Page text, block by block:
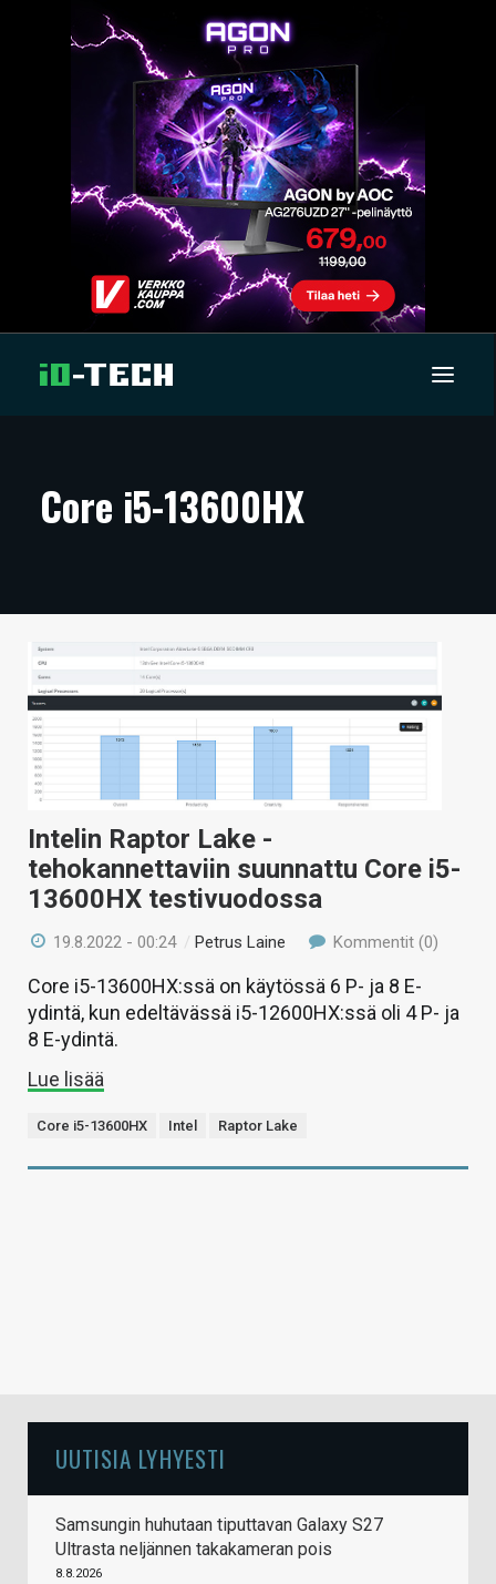
ARTIKKELIT
TECHBBS
TIETOA
HINTA.FI
KAUPPA
VAIHDA TEEMA
HAKU
Core i5-13600HX
Intelin Raptor Lake -
tehokannettaviin suunnattu Core i5-
13600HX testivuodossa
19.8.2022 - 00:24 /Petrus Laine Kommentit (0)
Core i5-13600HX:ssä on käytössä 6 P- ja 8 E-
ydintä, kun edeltävässä i5-12600HX:ssä oli 4 P- ja
8 E-ydintä.
Lue lisää
Core i5-13600HX Intel Raptor Lake
UUTISIA LYHYESTI
Samsungin huhutaan tiputtavan Galaxy S27
Ultrasta neljännen takakameran pois
8.8.2026